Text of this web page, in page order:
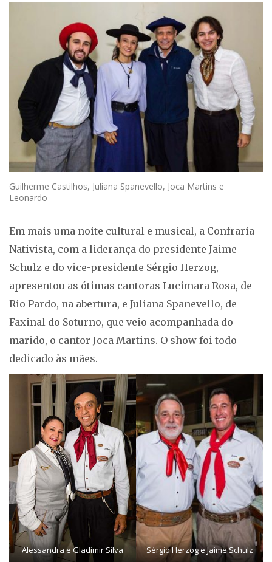
Guilherme Castilhos, Juliana Spanevello, Joca Martins e
Leonardo
Em mais uma noite cultural e musical, a Confraria
Nativista, com a liderança do presidente Jaime
Schulz e do vice-presidente Sérgio Herzog,
apresentou as ótimas cantoras Lucimara Rosa, de
Rio Pardo, na abertura, e Juliana Spanevello, de
Faxinal do Soturno, que veio acompanhada do
marido, o cantor Joca Martins. O show foi todo
dedicado às mães.
Alessandra e Gladimir Silva Sérgio Herzog e Jaime Schulz